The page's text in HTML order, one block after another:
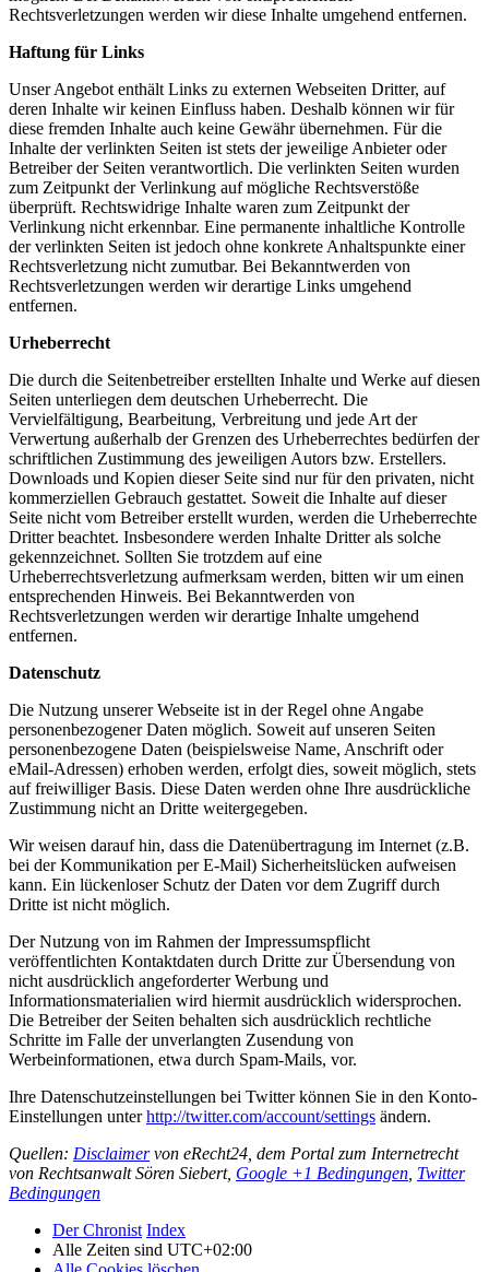
Rechtsverletzungen werden wir diese Inhalte umgehend entfernen.
Haftung für Links
Unser Angebot enthält Links zu externen Webseiten Dritter, auf
deren Inhalte wir keinen Einfluss haben. Deshalb können wir für
diese fremden Inhalte auch keine Gewähr übernehmen. Für die
Inhalte der verlinkten Seiten ist stets der jeweilige Anbieter oder
Betreiber der Seiten verantwortlich. Die verlinkten Seiten wurden
zum Zeitpunkt der Verlinkung auf mögliche Rechtsverstöße
überprüft. Rechtswidrige Inhalte waren zum Zeitpunkt der
Verlinkung nicht erkennbar. Eine permanente inhaltliche Kontrolle
der verlinkten Seiten ist jedoch ohne konkrete Anhaltspunkte einer
Rechtsverletzung nicht zumutbar. Bei Bekanntwerden von
Rechtsverletzungen werden wir derartige Links umgehend
entfernen.
Urheberrecht
Die durch die Seitenbetreiber erstellten Inhalte und Werke auf diesen
Seiten unterliegen dem deutschen Urheberrecht. Die
Vervielfältigung, Bearbeitung, Verbreitung und jede Art der
Verwertung außerhalb der Grenzen des Urheberrechtes bedürfen der
schriftlichen Zustimmung des jeweiligen Autors bzw. Erstellers.
Downloads und Kopien dieser Seite sind nur für den privaten, nicht
kommerziellen Gebrauch gestattet. Soweit die Inhalte auf dieser
Seite nicht vom Betreiber erstellt wurden, werden die Urheberrechte
Dritter beachtet. Insbesondere werden Inhalte Dritter als solche
gekennzeichnet. Sollten Sie trotzdem auf eine
Urheberrechtsverletzung aufmerksam werden, bitten wir um einen
entsprechenden Hinweis. Bei Bekanntwerden von
Rechtsverletzungen werden wir derartige Inhalte umgehend
entfernen.
Datenschutz
Die Nutzung unserer Webseite ist in der Regel ohne Angabe
personenbezogener Daten möglich. Soweit auf unseren Seiten
personenbezogene Daten (beispielsweise Name, Anschrift oder
eMail-Adressen) erhoben werden, erfolgt dies, soweit möglich, stets
auf freiwilliger Basis. Diese Daten werden ohne Ihre ausdrückliche
Zustimmung nicht an Dritte weitergegeben.
Wir weisen darauf hin, dass die Datenübertragung im Internet (z.B.
bei der Kommunikation per E-Mail) Sicherheitslücken aufweisen
kann. Ein lückenloser Schutz der Daten vor dem Zugriff durch
Dritte ist nicht möglich.
Der Nutzung von im Rahmen der Impressumspflicht
veröffentlichten Kontaktdaten durch Dritte zur Übersendung von
nicht ausdrücklich angeforderter Werbung und
Informationsmaterialien wird hiermit ausdrücklich widersprochen.
Die Betreiber der Seiten behalten sich ausdrücklich rechtliche
Schritte im Falle der unverlangten Zusendung von
Werbeinformationen, etwa durch Spam-Mails, vor.
Ihre Datenschutzeinstellungen bei Twitter können Sie in den Konto-
Einstellungen unterhttp://twitter.com/account/settings ändern.
Quellen: Disclaimervon eRecht24, dem Portal zum Internetrecht
von Rechtsanwalt Sören Siebert, Google +1 Bedingungen Twitter
Bedingungen
Der Chronist Index
Alle Zeiten sind UTC+02:00